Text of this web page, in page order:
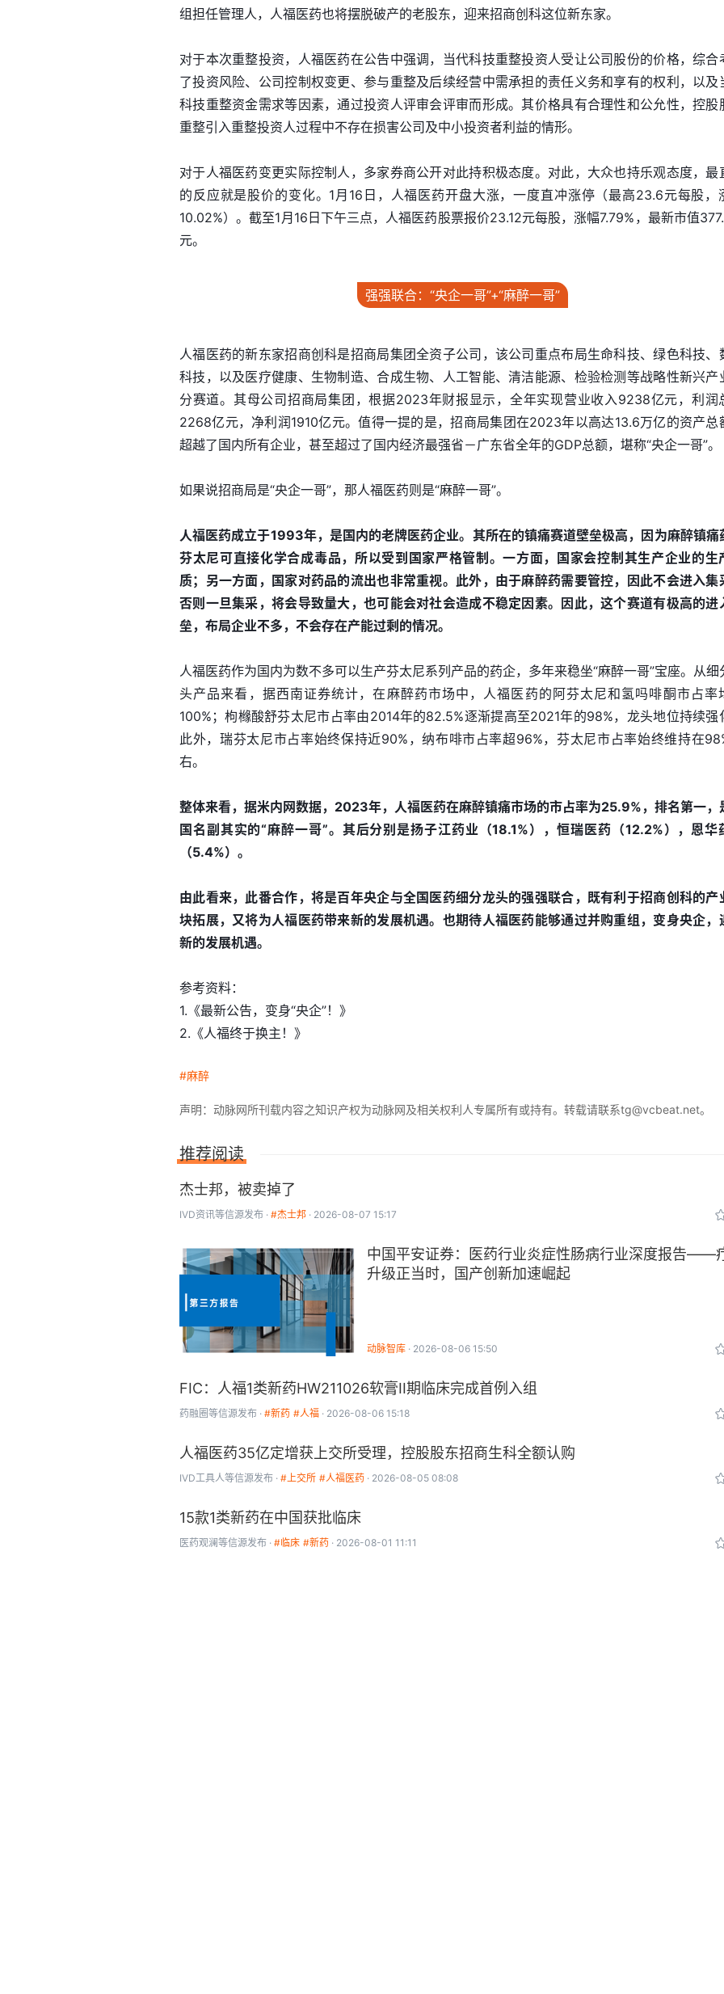
组担任管理人，人福医药也将摆脱破产的老股东，迎来招商创科这位新东家。
对于本次重整投资，人福医药在公告中强调，当代科技重整投资人受让公司股份的价格，综合
了投资风险、公司控制权变更、参与重整及后续经营中需承担的责任义务和享有的权利，以及
科技重整资金需求等因素，通过投资人评审会评审而形成。其价格具有合理性和公允性，控股
重整引入重整投资人过程中不存在损害公司及中小投资者利益的情形。
对于人福医药变更实际控制人，多家券商公开对此持积极态度。对此，大众也持乐观态度，最
的反应就是股价的变化。1月16日，人福医药开盘大涨，一度直冲涨停（最高23.6元每股，
10.02%）。截至1月16日下午三点，人福医药股票报价23.12元每股，涨幅7.79%，最新市值
元。
强强联合：“央企一哥”+“麻醉一哥”
人福医药的新东家招商创科是招商局集团全资子公司，该公司重点布局生命科技、绿色科技、
科技，以及医疗健康、生物制造、合成生物、人工智能、清洁能源、检验检测等战略性新兴产
分赛道。其母公司招商局集团，根据2023年财报显示，全年实现营业收入9238亿元，利润
2268亿元，净利润1910亿元。值得一提的是，招商局集团在2023年以高达13.6万亿的资产总
超越了国内所有企业，甚至超过了国内经济最强省－广东省全年的GDP总额，堪称“央企一哥”。
如果说招商局是“央企一哥”，那人福医药则是“麻醉一哥”。
人福医药成立于1993年，是国内的老牌医药企业。其所在的镇痛赛道壁垒极高，因为麻醉镇痛
芬太尼可直接化学合成毒品，所以受到国家严格管制。一方面，国家会控制其生产企业的生
质；另一方面，国家对药品的流出也非常重视。此外，由于麻醉药需要管控，因此不会进入集
否则一旦集采，将会导致量大，也可能会对社会造成不稳定因素。因此，这个赛道有极高的进
垒，布局企业不多，不会存在产能过剩的情况。
人福医药作为国内为数不多可以生产芬太尼系列产品的药企，多年来稳坐“麻醉一哥”宝座。从细
头产品来看，据西南证券统计，在麻醉药市场中，人福医药的阿芬太尼和氢吗啡酮市占率
100%；枸橼酸舒芬太尼市占率由2014年的82.5%逐渐提高至2021年的98%，龙头地位持续强
此外，瑞芬太尼市占率始终保持近90%，纳布啡市占率超96%，芬太尼市占率始终维持在
右。
整体来看，据米内网数据，2023年，人福医药在麻醉镇痛市场的市占率为25.9%，排名第一，
国名副其实的“麻醉一哥”。其后分别是扬子江药业（18.1%），恒瑞医药（12.2%），恩华
（5.4%）。
由此看来，此番合作，将是百年央企与全国医药细分龙头的强强联合，既有利于招商创科的产
块拓展，又将为人福医药带来新的发展机遇。也期待人福医药能够通过并购重组，变身央企，
新的发展机遇。
参考资料：
1.《最新公告，变身“央企”！》
2.《人福终于换主！》
#麻醉
声明：动脉网所刊载内容之知识产权为动脉网及相关权利人专属所有或持有。转载请联系tg@vcbeat.net。
推荐阅读
杰士邦，被卖掉了
IVD资讯等信源发布 #杰士邦 2026-08-07 15:17
中国平安证券：医药行业炎症性肠病行业深度报告——
升级正当时，国产创新加速崛起
动脉智库 2026-08-06 15:50
FIC：人福1类新药HW211026软膏II期临床完成首例入组
药融圈等信源发布 #新药 #人福 2026-08-06 15:18
人福医药35亿定增获上交所受理，控股股东招商生科全额认购
IVD工具人等信源发布 #上交所 #人福医药 2026-08-05 08:08
15款1类新药在中国获批临床
医药观澜等信源发布 #临床 #新药 2026-08-01 11:11